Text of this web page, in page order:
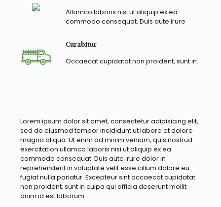
Allamco laboris nisi ut aliquip ex ea
commodo consequat. Duis aute irure
Curabitur
Occaecat cupidatat non proident, sunt in.
Lorem ipsum dolor sit amet, consectetur adipisicing elit,
sed do eiusmod tempor incididunt ut labore et dolore
magna aliqua. Ut enim ad minim veniam, quis nostrud
exercitation ullamco laboris nisi ut aliquip ex ea
commodo consequat. Duis aute irure dolor in
reprehenderit in voluptate velit esse cillum dolore eu
fugiat nulla pariatur. Excepteur sint occaecat cupidatat
non proident, sunt in culpa qui officia deserunt mollit
anim id est laborum.